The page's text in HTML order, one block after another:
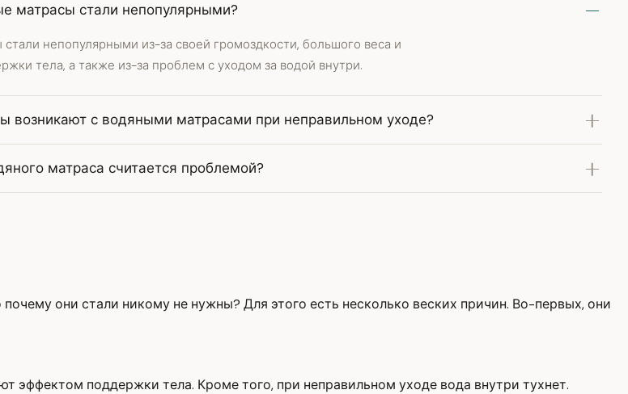
матрасы стали непопулярными?
непопулярными из-за своей громоздкости, большого веса и
тела, а также из-за проблем с уходом за водой внутри.
возникают с водяными матрасами при неправильном уходе?
матраса считается проблемой?
они стали никому не нужны? Для этого есть несколько веских причин. Во-первых, они
эффектом поддержки тела. Кроме того, при неправильном уходе вода внутри тухнет.